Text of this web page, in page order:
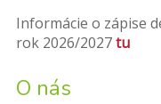
Informácie o zápise
rok 2026/2027tu
O nás